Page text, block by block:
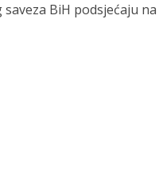
BiH podsjećaju na